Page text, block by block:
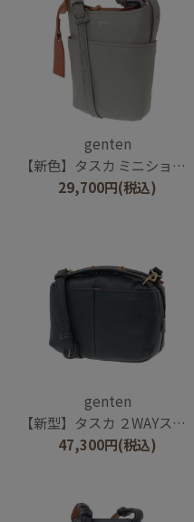
genten
【新色】タスカ ミニショルダーバッグ
29,700円(税込)
genten
【新型】タスカ ２WAYスモールショルダーバッグ
47,300円(税込)